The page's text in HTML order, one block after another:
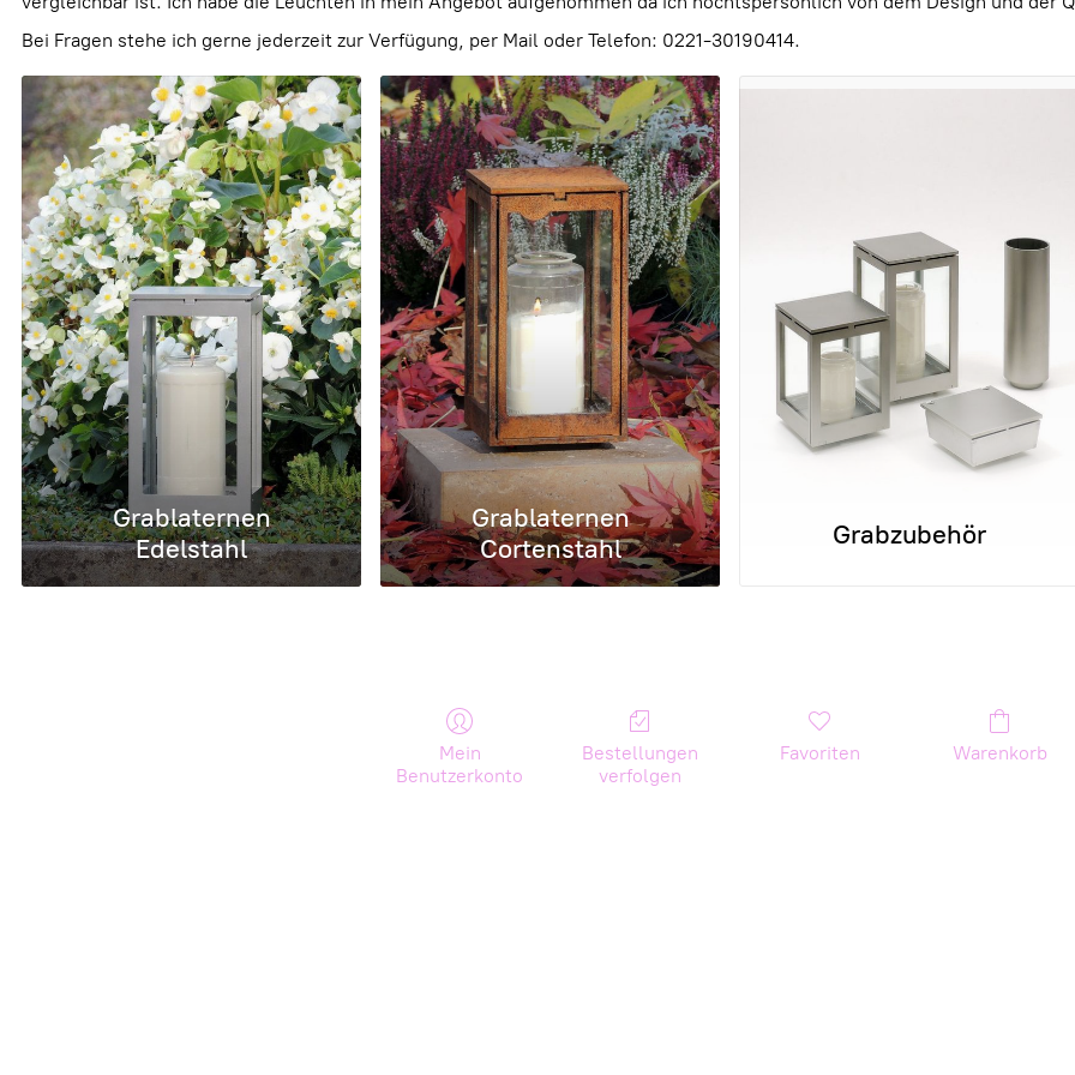
Bei Fragen stehe ich gerne jederzeit zur Verfügung, per Mail oder Telefon: 0221-30190414.
Grablaternen
Edelstahl
Grablaternen
Cortenstahl
Grabzubehör
Mein
Benutzerkonto
Bestellungen
verfolgen
Favoriten Warenkorb